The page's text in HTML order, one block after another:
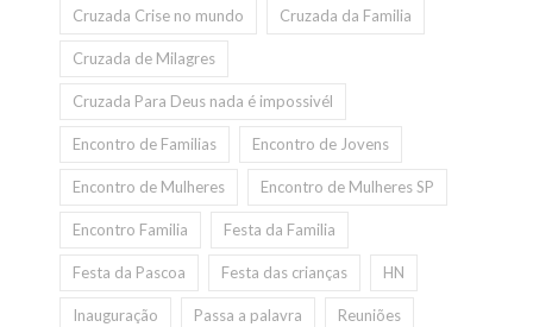
Cruzada Crise no mundo Cruzada da Familia
Cruzada de Milagres
Cruzada Para Deus nada é impossivél
Encontro de Familias Encontro de Jovens
Encontro de Mulheres Encontro de Mulheres SP
Encontro Familia Festa da Familia
Festa da Pascoa Festa das crianças HN
Inauguração Passa a palavra Reuniões